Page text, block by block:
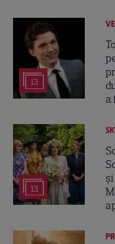
13
a
13